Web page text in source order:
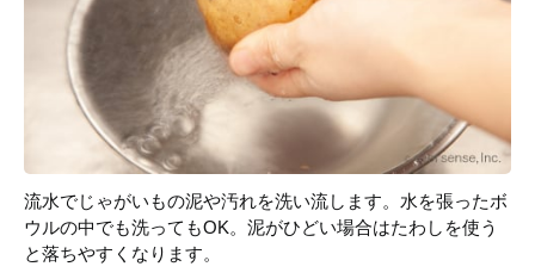
流水でじゃがいもの泥や汚れを洗い流します。水を張ったボ
ウルの中でも洗ってもOK。泥がひどい場合はたわしを使う
と落ちやすくなります。